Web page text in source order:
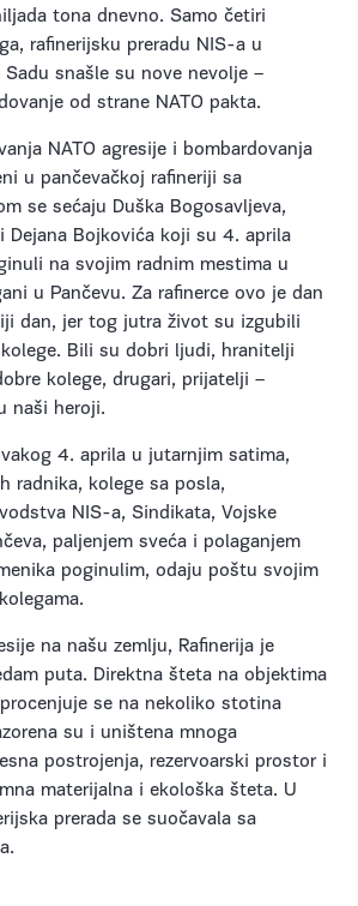
tona dnevno. Samo četiri
rafinerijsku preradu NIS-a u
Sadu snašle su nove nevolje –
od strane NATO pakta.
NATO agresije i bombardovanja
u pančevačkoj rafineriji sa
se sećaju Duška Bogosavljeva,
Dejana Bojkovića koji su 4. aprila
na svojim radnim mestima u
u Pančevu. Za rafinerce ovo je dan
dan, jer tog jutra život su izgubili
Bili su dobri ljudi, hranitelji
kolege, drugari, prijatelji –
naši heroji.
4. aprila u jutarnjim satima,
radnika, kolege sa posla,
NIS-a, Sindikata, Vojske
paljenjem sveća i polaganjem
poginulim, odaju poštu svojim
na našu zemlju, Rafinerija je
puta. Direktna šteta na objektima
se na nekoliko stotina
su i uništena mnoga
postrojenja, rezervoarski prostor i
materijalna i ekološka šteta. U
prerada se suočavala sa